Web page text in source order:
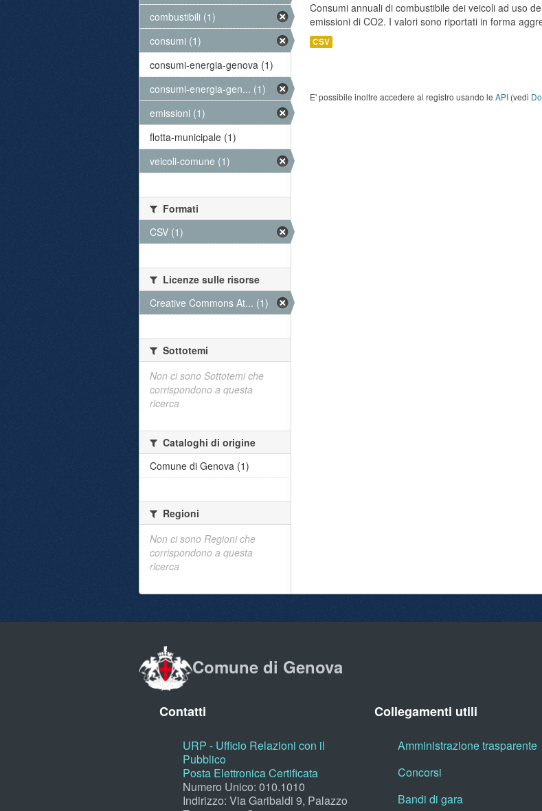
Consumi annuali di combustibile dei veicoli ad uso
emissioni di CO2. I valori sono riportati in forma
CSV
E' possibile inoltre accedere al registro usando le API (vedi
combustibili (1)
consumi (1)
consumi-energia-genova (1)
consumi-energia-gen... (1)
emissioni (1)
flotta-municipale (1)
veicoli-comune (1)
Formati
CSV (1)
Licenze sulle risorse
Creative Commons At... (1)
Sottotemi
Non ci sono Sottotemi che
corrispondono a questa
ricerca
Cataloghi di origine
Comune di Genova (1)
Regioni
Non ci sono Regioni che
corrispondono a questa
ricerca
Comune di Genova
Contatti
URP - Ufficio Relazioni con il
Pubblico
Posta Elettronica Certificata
Numero Unico: 010.1010
Indirizzo: Via Garibaldi 9, Palazzo
Collegamenti utili
Amministrazione trasparente
Concorsi
Bandi di gara